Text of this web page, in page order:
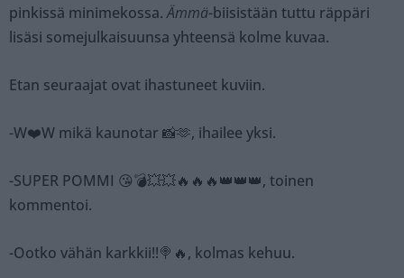
pinkissä minimekossa.Ämmä-biisistään tuttu räppäri
lisäsi somejulkaisuunsa yhteensä kolme kuvaa.
Etan seuraajat ovat ihastuneet kuviin.
-W❤️W mikä kaunotar 📸🫶, ihailee yksi.
-SUPER POMMI 😘💣💥💥🔥🔥🔥👑👑👑, toinen
kommentoi.
-Ootko vähän karkkii!!🍭🔥, kolmas kehuu.